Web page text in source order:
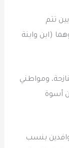
تتم
(ابن وابنة
ومواطني
أسوة
بنسب